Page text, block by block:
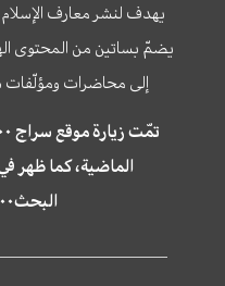
يهدف لنشر معارف الإسلام
يضمّ بساتين من المحتوى
إلى محاضرات
الماضية، كما ظهر
البحث٢٢,٢٩٠,٠٠٠ مرّة.